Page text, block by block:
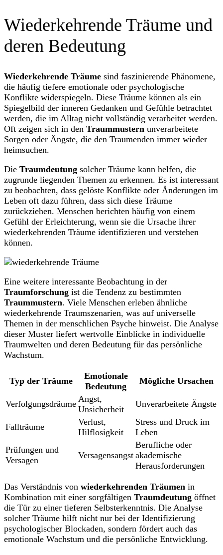
Wiederkehrende Träume und
deren Bedeutung
Wiederkehrende Träume sind faszinierende Phänomene,
die häufig tiefere emotionale oder psychologische
Konflikte widerspiegeln. Diese Träume können als ein
Spiegelbild der inneren Gedanken und Gefühle betrachtet
werden, die im Alltag nicht vollständig verarbeitet werden.
Oft zeigen sich in den Traummustern unverarbeitete
Sorgen oder Ängste, die den Traumenden immer wieder
heimsuchen.
Die Traumdeutung solcher Träume kann helfen, die
zugrunde liegenden Themen zu erkennen. Es ist interessant
zu beobachten, dass gelöste Konflikte oder Änderungen im
Leben oft dazu führen, dass sich diese Träume
zurückziehen. Menschen berichten häufig von einem
Gefühl der Erleichterung, wenn sie die Ursache ihrer
wiederkehrenden Träume identifizieren und verstehen
können.
Eine weitere interessante Beobachtung in der
Traumforschung ist die Tendenz zu bestimmten
Traummustern. Viele Menschen erleben ähnliche
wiederkehrende Traumszenarien, was auf universelle
Themen in der menschlichen Psyche hinweist. Die Analyse
dieser Muster liefert wertvolle Einblicke in individuelle
Traumwelten und deren Bedeutung für das persönliche
Wachstum.
Typ der Träume
Emotionale
Bedeutung
Mögliche Ursachen
Verfolgungsdräume Angst,
Unsicherheit
Unverarbeitete Ängste
Fallträume
Verlust,
Hilflosigkeit
Stress und Druck im
Leben
Prüfungen und
Versagen
Versagensangst
Berufliche oder
akademische
Herausforderungen
Das Verständnis von wiederkehrenden Träumen in
Kombination mit einer sorgfältigen Traumdeutung öffnet
die Tür zu einer tieferen Selbsterkenntnis. Die Analyse
solcher Träume hilft nicht nur bei der Identifizierung
psychologischer Blockaden, sondern fördert auch das
emotionale Wachstum und die persönliche Entwicklung.